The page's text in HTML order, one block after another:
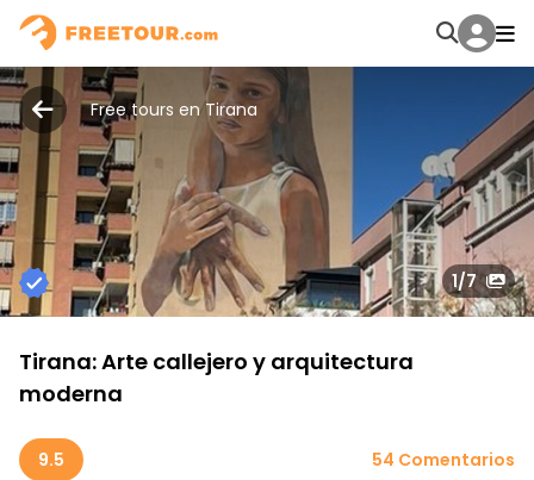
Free tours en Tirana
1/7
Tirana: Arte callejero y arquitectura
moderna
9.5 54 Comentarios